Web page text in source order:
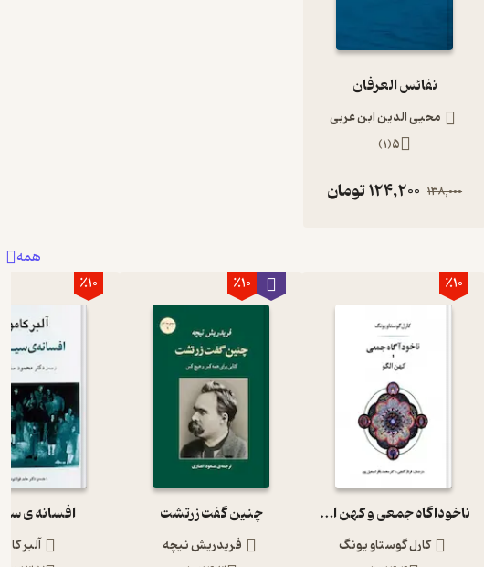
نفائس العرفان
محیی الدین ابن عربی
5
(
1
)
138,000
124,200تومان
همه
٪10
ناخوداگاه جمعی و کهن الگو
کارل گوستاو یونگ
٪10
چنین گفت زرتشت
فریدریش نیچه
٪10
افسانه ی
آلبر